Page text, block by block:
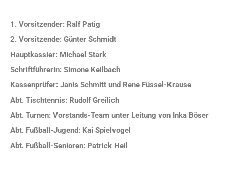
1. Vorsitzender: Ralf Patig
2. Vorsitzende: Günter Schmidt
Hauptkassier: Michael Stark
Schriftführerin: Simone Keilbach
Kassenprüfer: Janis Schmitt und Rene Füssel-Krause
Abt. Tischtennis: Rudolf Greilich
Abt. Turnen: Vorstands-Team unter Leitung von Inka Böser
Abt. Fußball-Jugend: Kai Spielvogel
Abt. Fußball-Senioren: Patrick Heil